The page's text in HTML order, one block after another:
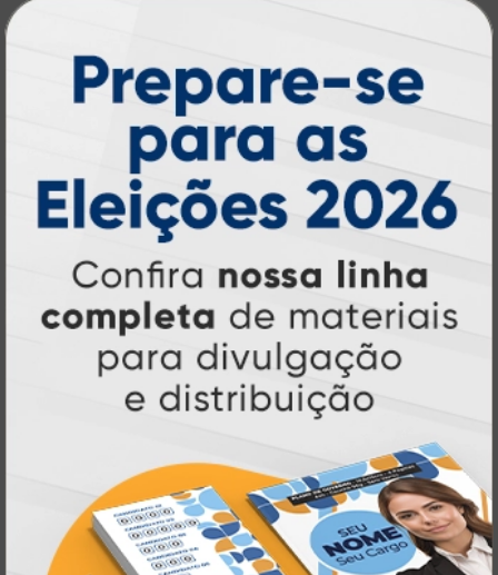
popularizarem, a
transformando o mercado gráfico .
Nascemos digitais e seguimos
inovando
continuamente , investindo emtecnologia
de pontapara garantir a melhor experiência
produtos personalizados e impressão
online
. Tudo isso para ofereceragilidade,
qualidade e soluções inteligentes
que
atendem às suas necessidades.
Liderança e Qualidade em
Impressão
Prestes a completar três décadas de
inovação e serviços,a Atual Card segue
como referência no mercado gráfico e de
personalização online, oferecendo
impressão digital e offset de alta
portfólio
completo de produtos personalizados, um
site intuitivo e fácil de navegar, eentrega
rápida para todo o Brasil. Tudo foi
projetado para proporcionar
a melhor
experiência de compra e a máxima